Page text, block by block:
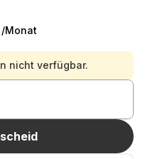
/Monat
nicht verfügbar.